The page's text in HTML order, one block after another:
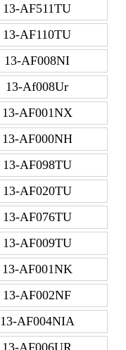
13-AF511TU
13-AF110TU
13-AF008NI
13-Af008Ur
13-AF001NX
13-AF000NH
13-AF098TU
13-AF020TU
13-AF076TU
13-AF009TU
13-AF001NK
13-AF002NF
13-AF004NIA
13-AF006UR